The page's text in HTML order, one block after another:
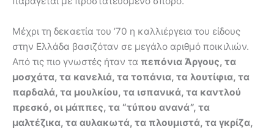
Μέχρι τη δεκαετία του ’70 η καλλιέργεια του είδους
στην Ελλάδα βασιζόταν σε μεγάλο αριθμό ποικιλιών.
Από τις πιο γνωστές ήταν τα πεπόνια Άργους, τα
μοσχάτα, τα κανελιά, τα τοπάνια, τα λουτίφια, τα
παρδαλά, τα μουλκίου, τα ισπανικά, τα καντλού
πρεσκό, οι μάππες, τα “τύπου ανανά”, τα
μαλτέζικα, τα αυλακωτά, τα πλουμιστά, τα γκρίζα,